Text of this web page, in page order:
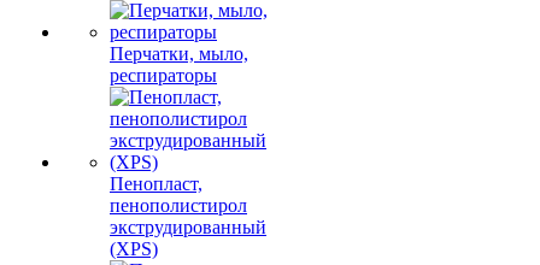
Перчатки, мыло,
респираторы
Пенопласт,
пенополистирол
экструдированный
(XPS)